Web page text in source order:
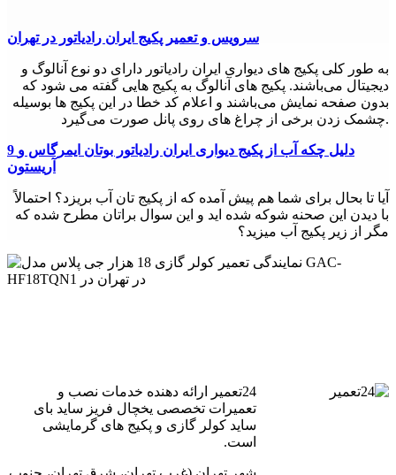
سرویس و تعمیر پکیج ایران رادیاتور در تهران
به طور کلی پکیج های دیواری ایران رادیاتور دارای دو نوع آنالوگ و
دیجیتال می‌باشند. پکیج های آنالوگ به پکیج هایی گفته می شود که
بدون صفحه نمایش می‌باشند و اعلام کد خطا در این پکیج ها بوسیله
چشمک زدن برخی از چراغ های روی پانل صورت می‌گیرد.
9 دلیل چکه آب از پکیج دیواری ایران رادیاتور بوتان ایمرگاس و
آریستون
آیا تا بحال برای شما هم پیش آمده که از پکیج تان آب بریزد؟ احتمالاً
با دیدن این صحنه شوکه شده اید و این سوال براتان مطرح شده که
مگر از زیر پکیج آب میزید؟
24تعمیر ارائه دهنده خدمات نصب و
تعمیرات تخصصی یخچال فریز ساید بای
ساید کولر گازی و پکیج های گرمایشی
است.